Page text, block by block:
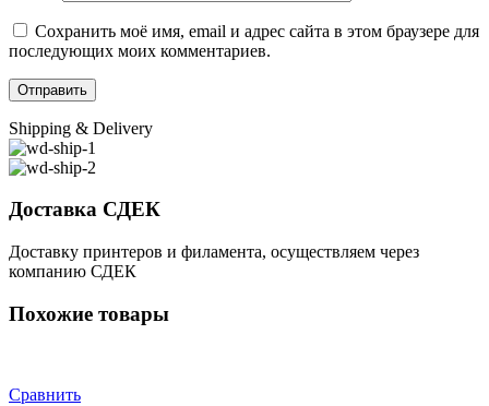
Сохранить моё имя, email и адрес сайта в этом браузере для
последующих моих комментариев.
Shipping & Delivery
Доставка СДЕК
Доставку принтеров и филамента, осуществляем через
компанию СДЕК
Похожие товары
Сравнить